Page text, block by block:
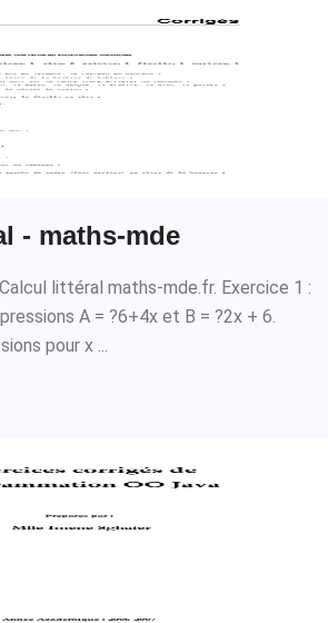
- maths-mde
littéral maths-mde.fr. Exercice 1 :
A = ?6+4x et B = ?2x + 6.
pour x ...